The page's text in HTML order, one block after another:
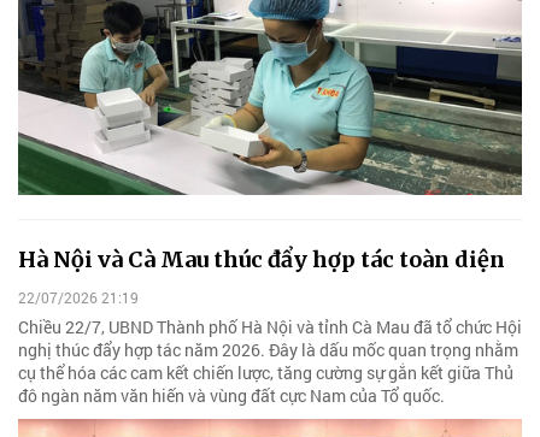
Hà Nội và Cà Mau thúc đẩy hợp tác toàn diện
22/07/2026 21:19
Chiều 22/7, UBND Thành phố Hà Nội và tỉnh Cà Mau đã tổ chức Hội
nghị thúc đẩy hợp tác năm 2026. Đây là dấu mốc quan trọng nhằm
cụ thể hóa các cam kết chiến lược, tăng cường sự gắn kết giữa Thủ
đô ngàn năm văn hiến và vùng đất cực Nam của Tổ quốc.